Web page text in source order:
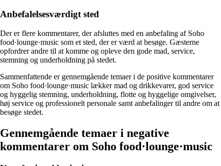
Anbefalelsesværdigt sted
Der er flere kommentarer, der afsluttes med en anbefaling af Soho
food·lounge·music som et sted, der er værd at besøge. Gæsterne
opfordrer andre til at komme og opleve den gode mad, service,
stemning og underholdning på stedet.
Sammenfattende er gennemgående temaer i de positive kommentarer
om Soho food·lounge·music lækker mad og drikkevarer, god service
og hyggelig stemning, underholdning, flotte og hyggelige omgivelser,
høj service og professionelt personale samt anbefalinger til andre om at
besøge stedet.
Gennemgående temaer i negative
kommentarer om Soho food·lounge·music